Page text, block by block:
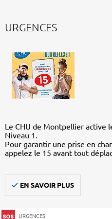
URGENCES
Le CHU de Montpellier active
Niveau 1.
Pour garantir une prise en
appelez le 15 avant tout
EN SAVOIR PLUS
URGENCES